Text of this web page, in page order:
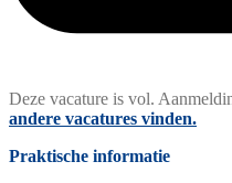
Deze vacature is vol.
andere vacatures vinden.
Praktische informatie